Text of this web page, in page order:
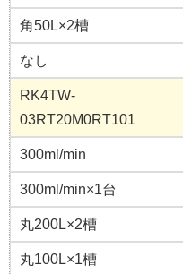
角50L×2槽
なし
RK4TW-
03RT20M0RT101
300ml/min
300ml/min×1台
丸200L×2槽
丸100L×1槽